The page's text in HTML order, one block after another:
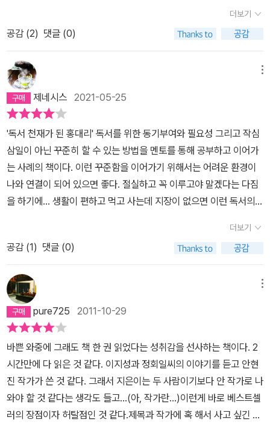
나을것이다. 가볍게 읽기시작해 자기분야 전문서적까지. 책을 읽으수
있는 범위 크다. 실천할수있는 독서법과 슬럼프극복하는법 등 나와있
을것이다. 주위를 잘 살펴봐야겠다. 나는 서서히 해보려고한다. 조급
하지 않고 지금 내 처해진상황에서 느리지만 조금씩 늘려나가는.작년
보다 올해 더 나아지고 올해보다 내년에 더 나은 모습이 되기 위해.
을 읽기 전까지는 못 읽은 책이었지만 이젠 안 읽었다고 솔직히 말 할
수 있다. 주위에서 늘 책을 들고 다니는 나를 보고 한달에 책을 몇 권
이나 읽으세요? 라고 물으면 난 속으로 은근히 거만하게 적을땐 다섯
에서 보통은 열권정도 밖에 못 읽어요. 라고 말하면서도 사실은 전 10
권이나 읽어요. 라며 우쭐했었다. 이 책을 보면서 얼마나 부끄러운지
난 그저 산만한 독서광일 뿐이다. 동생의 표현을 빌리면 중독 다음 단
계인것 같다는데 꼭 학교 다닐때 쉬는시간에 쉬지않고 열심히 공부하
던 친구가 성적은 뒤에서 1~2등인것 하고 다르지 않는 느낌이다. 책
을 한참을 안보다 다시 손에 잡았을때 지하철이 씨끄럽고 주위 사람
들 이야기 소리가 짜증났다. 그러면서 혼자 체면을 걸었다. 이 산만함
도 언젠가는 들리지 않을 날이 올거야. 난 원래 조용해야 공부하는 스
타일 이지만, 그건 집중력 부족이야. 그러다 작년에는 몇번이나 출근
길 내릴 지하철 역을 지나적이 있었다. 결국 아무것도 들리지도 보이
지도 않는 경지가 이르런 것이다. 그러면서 집보다 지하철이 독서하
면 공기도 좋으니 독서여행이나 다닐까 하는 생각으로 몇번 탄 적도
있었다. 사실 1호선은 잠오고 3호선은 멀미나고 2호선은 정신없으니
사당에서 과천쪽으로 가는 4호선이 딱이다. 이젠 책을 읽었으니 실
천할 일만 남았다. 이 책을 응용해보기로 했다. 처음은 일단 패스다.
독서 습관은 들었으니 100일에 33보다 훨 많은 책인 내 나이만큼 안
읽어도 될 듯하고 3000년 내공을 쌓아야 하는데 지금 내가 하는 일
은 관련 서적이 별로 없다. 그리고 나름 최고의 경지다. 아마 자만이겠
지만 이건 책보다 실전이니 경력도 우리팀보다 오래되고 난해한 사건
들을 하는 곳은 많지 않으니 일단 넘어 가고 나의 꿈을 향한 책을 선택
더보기
공감 (2) 댓글 (0)
제네시스 2021-05-25
'독서 천재가 된 홍대리' 독서를 위한 동기부여와 필요성 그리고 작심
삼일이 아닌 꾸준히 할 수 있는 방법을 멘토를 통해 공부하고 이어가
는 사례의 책이다. 이런 꾸준함을 이어가기 위해서는 어려운 환경이
나와 연결이 되어 있으면 좋다. 절실하고 꼭 이루고야 말겠다는 다짐
을 하기에... 생활이 편하고 먹고 사는데 지장이 없으면 이런 독서의
지가 높다. 첫 번째 100일에 33권의 독서를 도전하는 것- 자기와 코
드가 맞는 책 33권을 구입- '오늘도 책을 읽는다.' 아침, 저녁으로 3번
씩 외친다.- 매일 독서 일기를 쓴다.- 출,퇴근 30분 아침,저녁 각 1시
간씩 독서- 반드시 일주일에 2권을 읽는다. 빌게이츠는 일주일에 5
권의 책을 읽었다.리딩으로 리드하라의 책에서도 소개가 되었듯이 하
루에 밥을 3끼 먹으면서 책 3권은 아니더라도 1권을 읽어야 하지 않
겠나 ? 저자는 20년 정도 책을 접하였으며 내공 5,000여권이 넘어
갔을 것으로 생각이 된다. 사수로 부터 먼저 책을 접하여 생의 리듬을
찾고 자신감과 의욕이 넘치는 조수는 성공담을 다시 되돌려 준다
는 입장에서 주변에 자기와 비슷한 고민을 하는 사람에게 전파을 해
줘야 한다고 하기에 이 사회에서 꼭 필요한 좋은 사례다. 두 번째 1년
에 365권 책 읽기독서도 습관이 되면 속도가 붙기 시작한다. 눈사람
더보기
공감 (1) 댓글 (0)
pure725 2011-10-29
바쁜 와중에 그래도 책 한 권 읽었다는 성취감을 선사하는 책이다. 2
시간만에 다 읽은 것 같다. 이지성과 정회일씨의 이야기를 듣고 안현
진 작가가 쓴 것 같다. 그래서 지은이는 두 사람이기보다 안 작가로 나
와야 할 것 같다는 생각도 들고...(아, 작가란...)이런게 바로 베스트셀
러의 장점이자 허탈점인 것 같다.제목과 작가에 혹 해서 사고 싶긴 한